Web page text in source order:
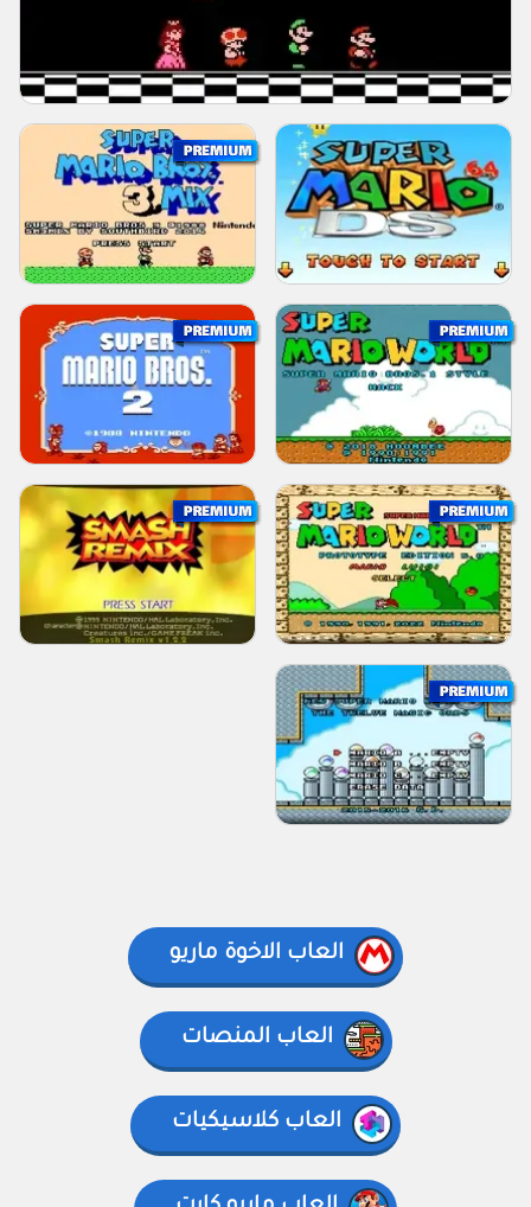
العاب الاخوة ماريو
العاب المنصات
العاب كلاسيكيات